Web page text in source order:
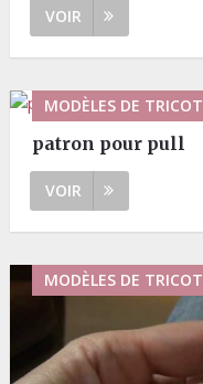
VOIR
MODÈLES DE TRICOT
patron pour pull
VOIR
MODÈLES DE TRICOT